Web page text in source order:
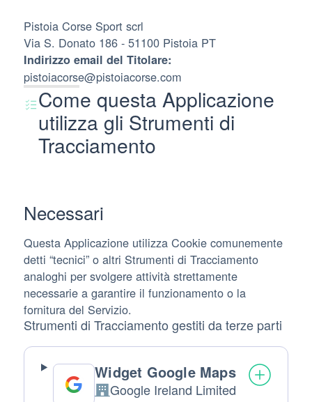
Pistoia Corse Sport scrl
Via S. Donato 186 - 51100 Pistoia PT
Indirizzo email del Titolare:
pistoiacorse@pistoiacorse.com
Come questa Applicazione
utilizza gli Strumenti di
Tracciamento
Necessari
Questa Applicazione utilizza Cookie comunemente
detti “tecnici” o altri Strumenti di Tracciamento
analoghi per svolgere attività strettamente
necessarie a garantire il funzionamento o la
fornitura del Servizio.
Strumenti di Tracciamento gestiti da terze parti
Widget Google Maps
Azienda:
Google Ireland Limited